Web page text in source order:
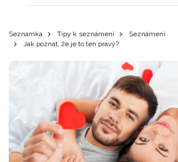
Seznamka Tipy k seznámení
Seznámení
Jak poznat, že je to ten pravý?